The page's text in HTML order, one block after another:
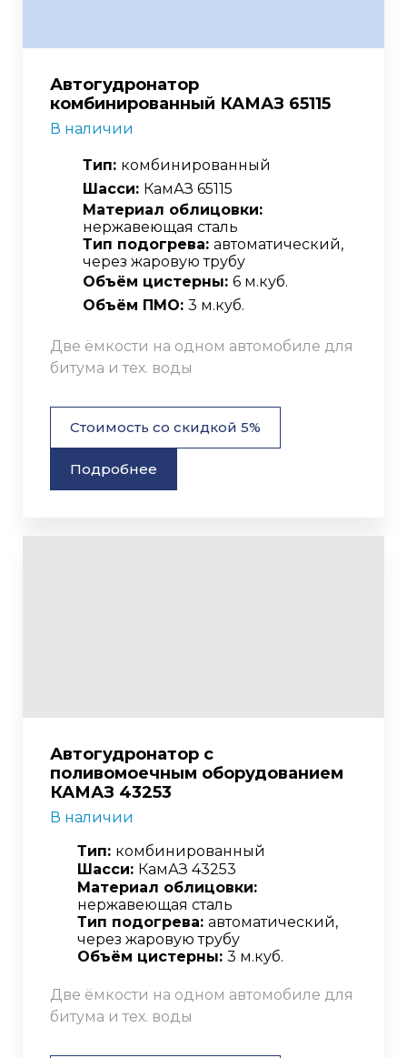
Автогудронатор
комбинированный КАМАЗ 65115
В наличии
Тип: комбинированный
Шасси: КамАЗ 65115
Материал облицовки:
нержавеющая сталь
Тип подогрева: автоматический,
через жаровую трубу
Объём цистерны: 6 м.куб.
Объём ПМО: 3 м.куб.
Две ёмкости на одном автомобиле для
битума и тех. воды
Стоимость со скидкой 5%
Подробнее
Автогудронатор с
поливомоечным оборудованием
КАМАЗ 43253
В наличии
Тип: комбинированный
Шасси: КамАЗ 43253
Материал облицовки:
нержавеющая сталь
Тип подогрева: автоматический,
через жаровую трубу
Объём цистерны: 3 м.куб.
Две ёмкости на одном автомобиле для
битума и тех. воды